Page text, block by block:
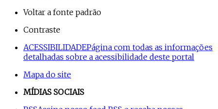
Voltar a fonte padrão
Contraste
ACESSIBILIDADEPágina com todas as informações
detalhadas sobre a acessibilidade deste portal
Mapa do site
MÍDIAS SOCIAIS